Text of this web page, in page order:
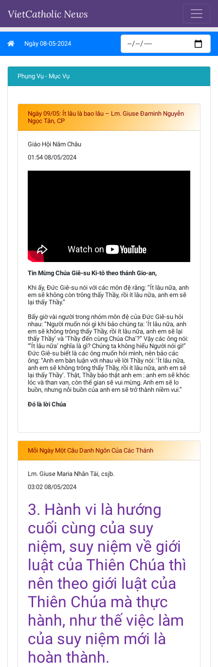
VietCatholic News
Ngày 08-05-2024
Phụng Vụ - Mục Vụ
Ngày 09/05: Ít lâu là bao lâu – Lm. Giuse Đaminh Nguyễn
Ngọc Tân, CP
Giáo Hội Năm Châu
01:54 08/05/2024
Tin Mừng Chúa Giê-su Ki-tô theo thánh Gio-an,
Khi ấy, Đức Giê-su nói với các môn đệ rằng: “Ít lâu nữa, anh
em sẽ không còn trông thấy Thầy, rồi ít lâu nữa, anh em sẽ
lại thấy Thầy.”
Bấy giờ vài người trong nhóm môn đệ của Đức Giê-su hỏi
nhau: “Người muốn nói gì khi bảo chúng ta: ‘Ít lâu nữa, anh
em sẽ không trông thấy Thầy, rồi ít lâu nữa, anh em sẽ lại
thấy Thầy’ và ‘Thầy đến cùng Chúa Cha’?” Vậy các ông nói:
“’Ít lâu nữa’ nghĩa là gì? Chúng ta không hiểu Người nói gì!”
Đức Giê-su biết là các ông muốn hỏi mình, nên bảo các
ông: “Anh em bàn luận với nhau về lời Thầy nói: ‘Ít lâu nữa,
anh em sẽ không trông thấy Thầy, rồi ít lâu nữa, anh em sẽ
lại thấy Thầy’. Thật, Thầy bảo thật anh em : anh em sẽ khóc
lóc và than van, còn thế gian sẽ vui mừng. Anh em sẽ lo
buồn, nhưng nỗi buồn của anh em sẽ trở thành niềm vui.”
Đó là lời Chúa
Mỗi Ngày Một Câu Danh Ngôn Của Các Thánh
Lm. Giuse Maria Nhân Tài, csjb.
03:02 08/05/2024
3. Hành vi là hướng
cuối cùng của suy
niệm, suy niệm về giới
luật của Thiên Chúa thì
nên theo giới luật của
Thiên Chúa mà thực
hành, như thế việc làm
của suy niệm mới là
hoàn thành.